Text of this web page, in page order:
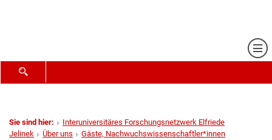
SUCHFORMULAR ÖFFNEN
Sie sind hier:
Interuniversitäres Forschungsnetzwerk Elfriede
Jelinek
Über uns
Gäste, Nachwuchswissenschaftler*innen